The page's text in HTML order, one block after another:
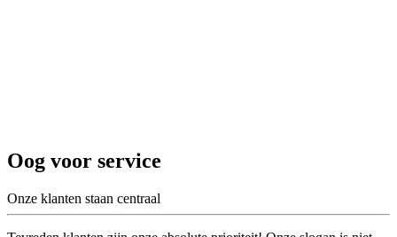
Oog voor service
Onze klanten staan centraal